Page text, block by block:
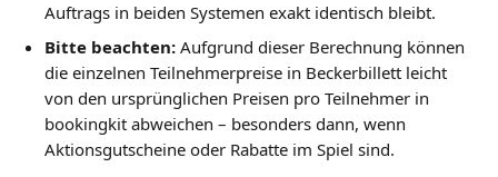
Auftrags in beiden Systemen exakt identisch bleibt.
Bitte beachten: Aufgrund dieser Berechnung können
die einzelnen Teilnehmerpreise in Beckerbillett leicht
von den ursprünglichen Preisen pro Teilnehmer in
bookingkit abweichen – besonders dann, wenn
Aktionsgutscheine oder Rabatte im Spiel sind.